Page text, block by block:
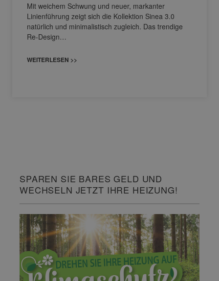
Mit weichem Schwung und neuer, markanter
Linienführung zeigt sich die Kollektion Sinea 3.0
natürlich und minimalistisch zugleich. Das trendige
Re-Design…
WEITERLESEN >>
SPAREN SIE BARES GELD UND
WECHSELN JETZT IHRE HEIZUNG!